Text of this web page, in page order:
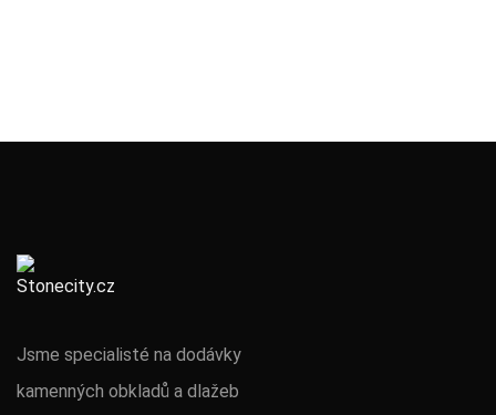
Jsme specialisté na dodávky
kamenných obkladů a dlažeb